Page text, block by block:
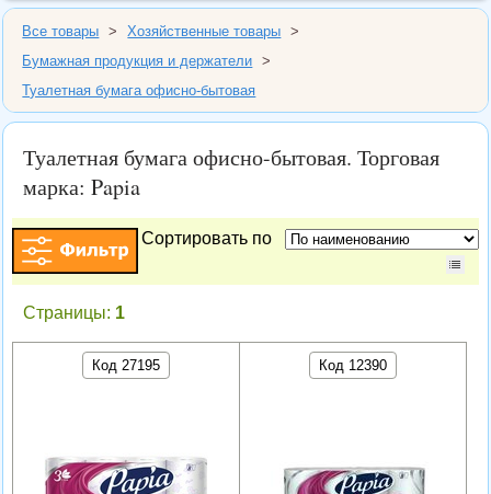
Все товары > Хозяйственные товары
>
Бумажная продукция и держатели
>
Туалетная бумага офисно-бытовая
Туалетная бумага офисно-бытовая. Торговая
марка: Papia
Сортировать по
Страницы: 1
Код 27195 Код 12390